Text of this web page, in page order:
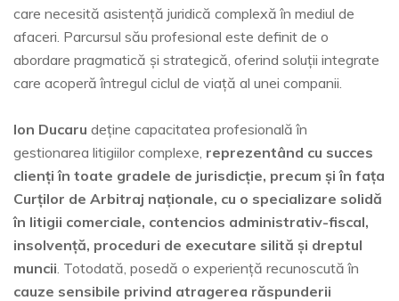
care necesită asistență juridică complexă în mediul de
afaceri. Parcursul său profesional este definit de o
abordare pragmatică și strategică, oferind soluții integrate
care acoperă întregul ciclul de viață al unei companii.
Ion Ducaru deține capacitatea profesională în
gestionarea litigiilor complexe, reprezentând cu succes
clienți în toate gradele de jurisdicție, precum și în fața
Curților de Arbitraj naționale, cu o specializare solidă
în litigii comerciale, contencios administrativ-fiscal,
insolvență, proceduri de executare silită și dreptul
muncii . Totodată, posedă o experiență recunoscută în
cauze sensibile privind atragerea răspunderii